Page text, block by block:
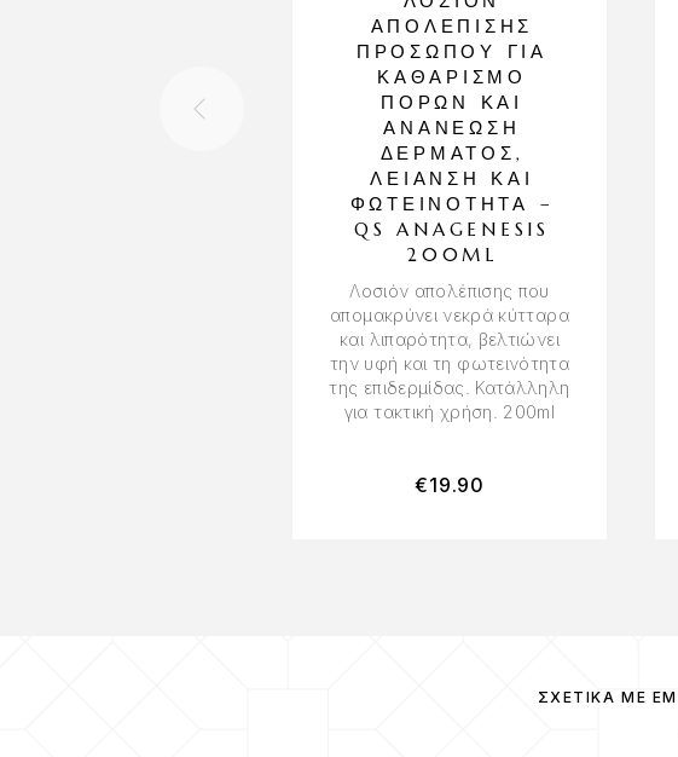
ΑΠΟΛΈΠΙΣΗΣ
ΠΡΟΣΏΠΟΥ ΓΙΑ
ΚΑΘΑΡΙΣΜΌ
ΠΌΡΩΝ ΚΑΙ
ΑΝΑΝΈΩΣΗ
ΔΈΡΜΑΤΟΣ,
ΛΕΊΑΝΣΗ ΚΑΙ
ΦΩΤΕΙΝΌΤΗΤΑ –
QS ANAGENESIS
200ML
Λοσιόν απολέπισης που
απομακρύνει νεκρά κύτταρα
και λιπαρότητα, βελτιώνει
την υφή και τη φωτεινότητα
της επιδερμίδας. Κατάλληλη
για τακτική χρήση. 200ml
€19.90
ΣΧΕΤΙΚΆ ΜΕ